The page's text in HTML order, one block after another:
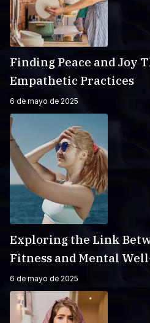
Finding Peace and Joy
Empathetic Practices
6 de mayo de 2025
Exploring the Link
Fitness and Mental
6 de mayo de 2025